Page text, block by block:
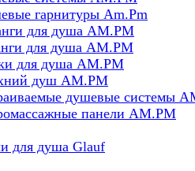
гарнитуры Am.Pm
для душа AM.PM
для душа AM.PM
для душа AM.PM
душ AM.PM
душевые системы
панели AM.PM
для душа Glauf